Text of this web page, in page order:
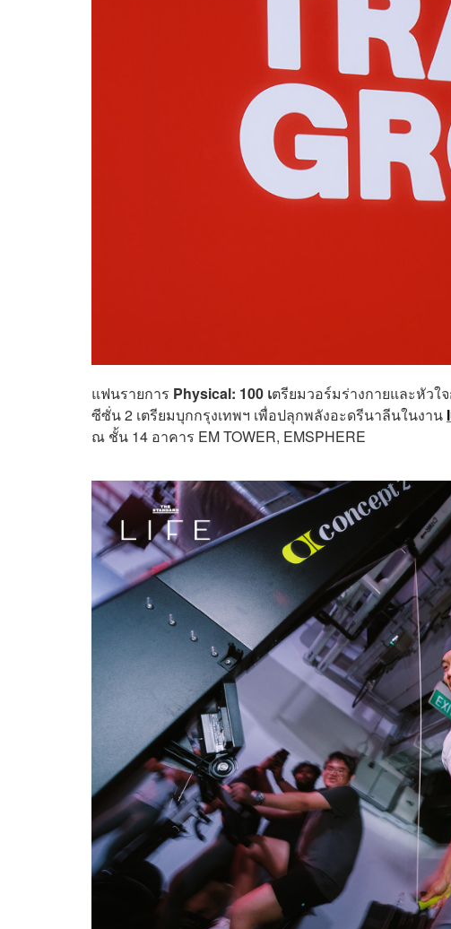
แฟนรายการ Physical: 100 เตรียมวอร์มร่างกาย​และหัวใ
ซีซั่น 2 เตรียมบุกกรุงเทพฯ เพื่อปลุกพลังอะดรีนาลีนในงาน
ณ ชั้น 14 อาคาร EM TOWER, EMSPHERE